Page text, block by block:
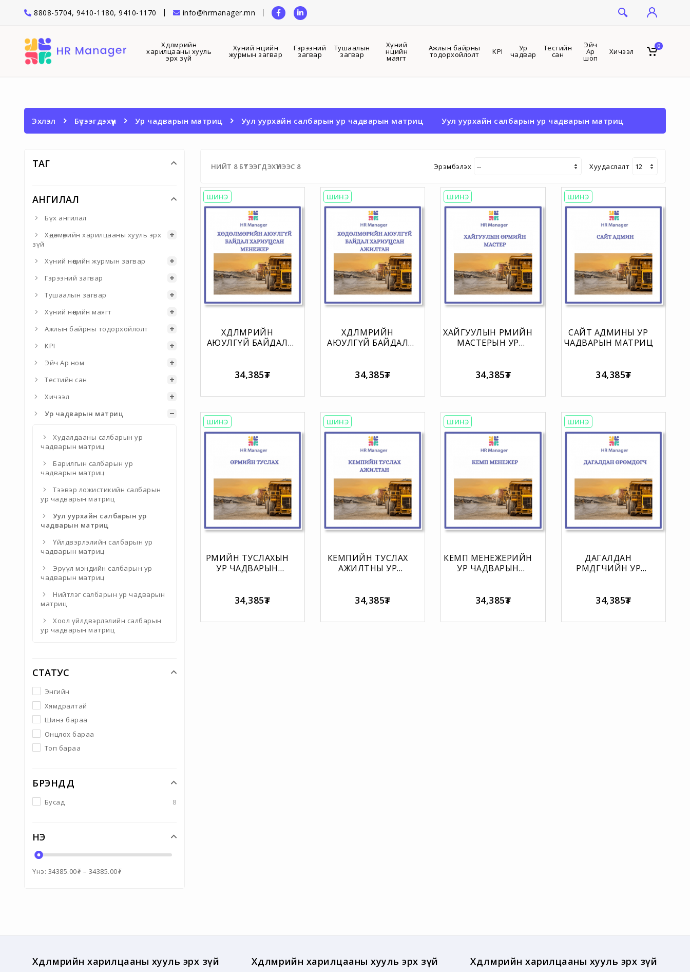
8808-5704, 9410-1180, 9410-1170 info@hrmanager.mn
Хөдөлмөрийн
харилцааны хууль
эрх зүй
Хүний нөөцийн
журмын загвар
Гэрээний
загвар
Тушаалын
загвар
Хүний
нөөцийн
маягт
Ажлын байрны
тодорхойлолт KPI Ур
чадвар
Тестийн
сан
Эйч
Ар
шоп
Хичээл
0
Эхлэл Бүтээгдэхүүн Ур чадварын матриц Уул уурхайн салбарын ур чадварын матриц Уул уурхайн салбарын ур чадварын матриц
ТАГ
АНГИЛАЛ
Бүх ангилал
Хөдөлмөрийн харилцааны хууль эрх
зүй
Хүний нөөцийн журмын загвар
Гэрээний загвар
Тушаалын загвар
Хүний нөөцийн маягт
Ажлын байрны тодорхойлолт
KPI
Эйч Ар ном
Тестийн сан
Хичээл
Ур чадварын матриц
Худалдааны салбарын ур
чадварын матриц
Барилгын салбарын ур
чадварын матриц
Тээвэр ложистикийн салбарын
ур чадварын матриц
Уул уурхайн салбарын ур
чадварын матриц
Үйлдвэрлэлийн салбарын ур
чадварын матриц
Эрүүл мэндийн салбарын ур
чадварын матриц
Нийтлэг салбарын ур чадварын
матриц
Хоол үйлдвэрлэлийн салбарын
ур чадварын матриц
СТАТУС
Энгийн
Хямдралтай
Шинэ бараа
Онцлох бараа
Топ бараа
БРЭНДҮҮД
Бусад 8
ҮНЭ
Үнэ: 34385.00₮ – 34385.00₮
НИЙТ 8 БҮТЭЭГДЭХҮҮНЭЭС 8 Эрэмбэлэх Хуудаслалт
ШИНЭ
ХӨДӨЛМӨРИЙН
АЮУЛГҮЙ БАЙДАЛ
ЧАДВАРЫН МАТРИЦ
34,385₮
ШИНЭ
ХӨДӨЛМӨРИЙН
АЮУЛГҮЙ БАЙДАЛ
ЧАДВАРЫН МАТРИЦ
34,385₮
ШИНЭ
ХАЙГУУЛЫН ӨРМИЙН
МАСТЕРЫН УР
34,385₮
ШИНЭ
САЙТ АДМИНЫ УР
ЧАДВАРЫН МАТРИЦ
34,385₮
ШИНЭ
ӨРМИЙН ТУСЛАХЫН
УР ЧАДВАРЫН
34,385₮
ШИНЭ
КЕМПИЙН ТУСЛАХ
АЖИЛТНЫ УР
34,385₮
ШИНЭ
КЕМП МЕНЕЖЕРИЙН
УР ЧАДВАРЫН
34,385₮
ШИНЭ
ДАГАЛДАН
ӨРӨМДӨГЧИЙН УР
34,385₮
Хөдөлмөрийн харилцааны хууль эрх зүй Хөдөлмөрийн харилцааны хууль эрх зүй Хөдөлмөрийн харилцааны хууль эрх зүй